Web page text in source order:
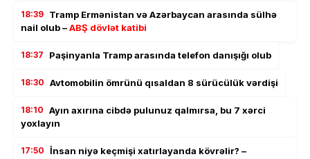
18:39 Tramp Ermənistan və Azərbaycan arasında sülhə
nail olub –ABŞ dövlət katibi
18:37 Paşinyanla Tramp arasında telefon danışığı olub
18:30 Avtomobilin ömrünü qısaldan 8 sürücülük vərdişi
18:10 Ayın axırına cibdə pulunuz qalmırsa, bu 7 xərci
yoxlayın
17:50 İnsan niyə keçmişi xatırlayanda kövrəlir? –